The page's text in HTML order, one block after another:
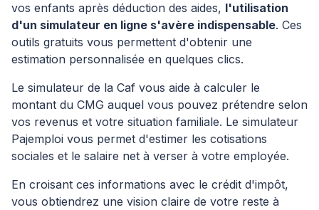
vos enfants après déduction des aides, l'utilisation
d'un simulateur en ligne s'avère indispensable. Ces
outils gratuits vous permettent d'obtenir une
estimation personnalisée en quelques clics.
Le simulateur de la Caf vous aide à calculer le
montant du CMG auquel vous pouvez prétendre selon
vos revenus et votre situation familiale. Le simulateur
Pajemploi vous permet d'estimer les cotisations
sociales et le salaire net à verser à votre employée.
En croisant ces informations avec le crédit d'impôt,
vous obtiendrez une vision claire de votre reste à